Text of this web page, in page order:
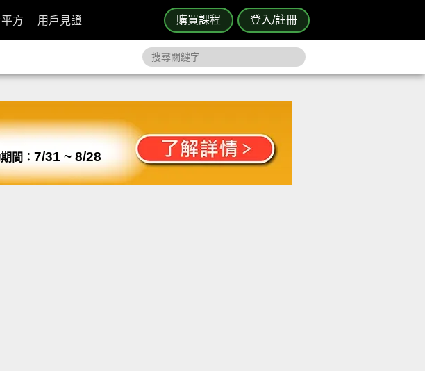
購買課程 登入/註冊
方 用戶見證
間： 7/31 ~ 8/28